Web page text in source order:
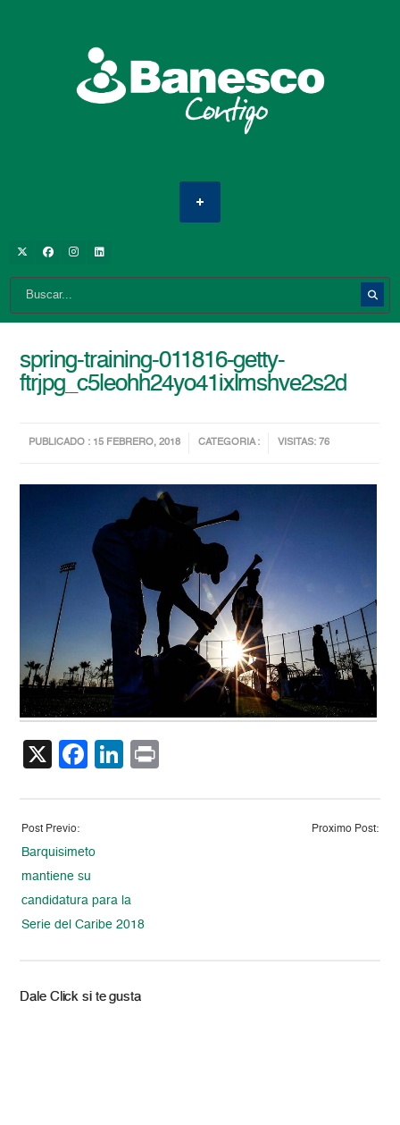
spring-training-011816-getty-
ftrjpg_c5leohh24yo41ixlmshve2s2d
PUBLICADO : 15 FEBRERO, 2018 CATEGORIA : VISITAS: 76
X Facebook
LinkedIn
Post Previo:
Barquisimeto
mantiene su
candidatura para la
Serie del Caribe 2018
Proximo Post:
Dale Click si te gusta